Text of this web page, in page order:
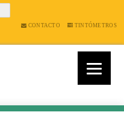
CONTACTO TINTÓMETROS